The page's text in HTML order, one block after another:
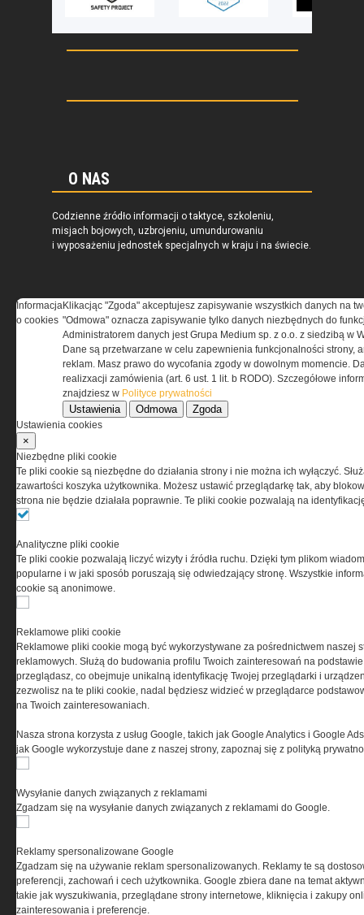
O NAS
Codzienne źródło informacji o taktyce, szkoleniu,
misjach bojowych, uzbrojeniu, umundurowaniu
i wyposażeniu jednostek specjalnych w kraju i na świecie.
REGULAMIN
Regulamin określa zasady korzystania z portalu
www.special-ops.pl
Korzystanie z portalu jest równoznaczne
przez Grupa MEDIUM Spółka z ograniczoną
odpowiedzialnością Spółka komandytowa, nr KRS:
0000537655, NIP 1132860378, REGON 146393437
(zwana dalej Grupa MEDIUM) w postaci Regulaminu.
Ta witryna wykorzystuje pliki cookies do przechowywania
informacji na Twoim komputerze. Pliki cookies stosujemy
w celu świadczenia usług na najwyższym poziomie,
w tym w sposób dostosowany do indywidualnych potrzeb.
cookies oznacza, że będą one zamieszczane w Twoim
urządzeniu końcowym. W każdym momencie możesz
dokonać zmiany ustawień przeglądarki dotyczących
serwisu prosimy o zapoznanie się z naszą
prywatności
oraz informacją o cookies
Informacja
o cookies
Klikacjąc "Zgoda" akceptujesz zapisywanie wszystkich danych na
"Odmowa" oznacza zapisywanie tylko danych niezbędnych do
Administratorem danych jest Grupa Medium sp. z o.o. z siedzibą w
Dane są przetwarzane w celu zapewnienia funkcjonalności strony,
reklam. Masz prawo do wycofania zgody w dowolnym momencie.
realizxacji zamówienia (art. 6 ust. 1 lit. b RODO). Szczegółowe
znajdziesz w Polityce prywatności
Ustawienia Odmowa Zgoda
Ustawienia cookies
×
Niezbędne pliki cookie
Te pliki cookie są niezbędne do działania strony i nie można ich wyłączyć.
zawartości koszyka użytkownika. Możesz ustawić przeglądarkę tak, aby
strona nie będzie działała poprawnie. Te pliki cookie pozwalają na
Analityczne pliki cookie
Te pliki cookie pozwalają liczyć wizyty i źródła ruchu. Dzięki tym plikom
popularne i w jaki sposób poruszają się odwiedzający stronę. Wszystkie
cookie są anonimowe.
Reklamowe pliki cookie
Reklamowe pliki cookie mogą być wykorzystywane za pośrednictwem naszej
reklamowych. Służą do budowania profilu Twoich zainteresowań na
przeglądasz, co obejmuje unikalną identyfikację Twojej przeglądarki i
zezwolisz na te pliki cookie, nadal będziesz widzieć w przeglądarce
na Twoich zainteresowaniach.
Nasza strona korzysta z usług Google, takich jak Google Analytics i Google
jak Google wykorzystuje dane z naszej strony, zapoznaj się z polityką
Wysyłanie danych związanych z reklamami
Zgadzam się na wysyłanie danych związanych z reklamami do Google.
Reklamy spersonalizowane Google
Zgadzam się na używanie reklam spersonalizowanych. Reklamy te są
preferencji, zachowań i cech użytkownika. Google zbiera dane na temat
takie jak wyszukiwania, przeglądane strony internetowe, kliknięcia i zakupy
zainteresowania i preferencje.